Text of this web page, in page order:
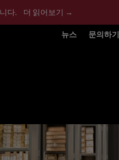
다. 더 읽어보기 →
뉴스 문의하기